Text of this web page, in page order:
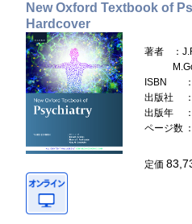
New Oxford Textbook of
Hardcover
著者
：
ISBN
出版社
出版年
ページ数
定価